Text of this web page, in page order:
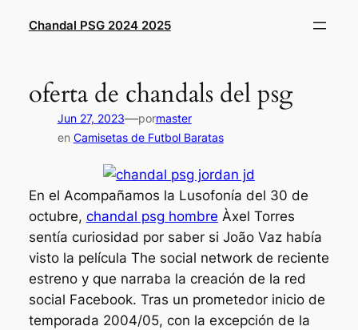
Chandal PSG 2024 2025
oferta de chandals del psg
Jun 27, 2023—pormaster
en Camisetas de Futbol Baratas
En el Acompañamos la Lusofonía del 30 de
octubre, chandal psg hombre Àxel Torres
sentía curiosidad por saber si João Vaz había
visto la película The social network de reciente
estreno y que narraba la creación de la red
social Facebook. Tras un prometedor inicio de
temporada 2004/05, con la excepción de la